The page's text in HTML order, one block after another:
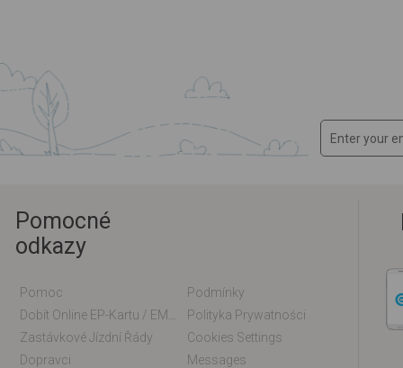
Pomocné
odkazy
Pomoc
Podmínky
Polityka Prywatności
Zastávkové Jízdní Řády
Cookies Settings
Dopravci
Messages